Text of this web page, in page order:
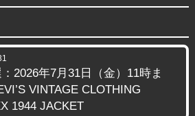
：2026年7月31日（金）11時ま
VINTAGE CLOTHING
1944 JACKET